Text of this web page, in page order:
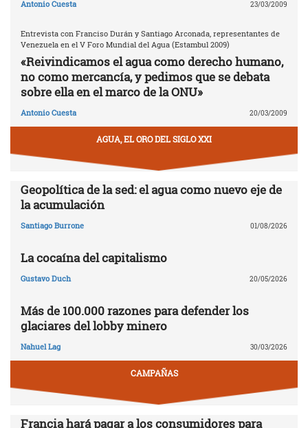
Antonio Cuesta 23/03/2009
Entrevista con Franciso Durán y Santiago Arconada, representantes de
Venezuela en el V Foro Mundial del Agua (Estambul 2009)
«Reivindicamos el agua como derecho humano,
no como mercancía, y pedimos que se debata
sobre ella en el marco de la ONU»
Antonio Cuesta 20/03/2009
AGUA, EL ORO DEL SIGLO XXI
Geopolítica de la sed: el agua como nuevo eje de
la acumulación
Santiago Burrone 01/08/2026
La cocaína del capitalismo
Gustavo Duch 20/05/2026
Más de 100.000 razones para defender los
glaciares del lobby minero
Nahuel Lag 30/03/2026
CAMPAÑAS
Francia hará pagar a los consumidores para